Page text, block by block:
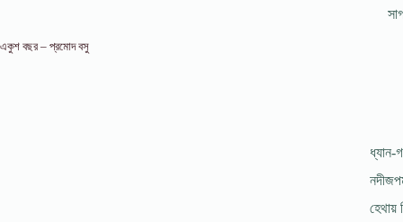
ধ্যান-
হেথায়
একুশ বছর – প্রমোদ বসু